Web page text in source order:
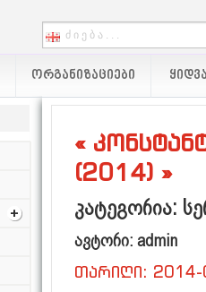
ᲝᲠᲒᲐᲜᲘᲖᲐᲪᲘᲔᲑᲘ
«
(2014) »
კატეგორია:
ავტორი: admin
თარიღი: